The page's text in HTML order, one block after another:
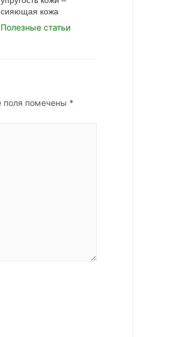
сияющая кожа
Полезные статьи
поля помечены *